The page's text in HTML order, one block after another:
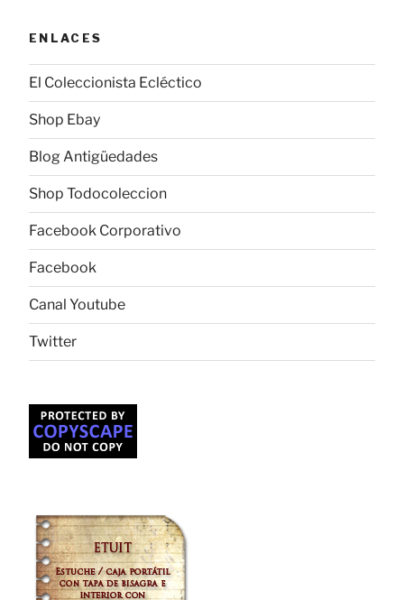
ENLACES
El Coleccionista Ecléctico
Shop Ebay
Blog Antigüedades
Shop Todocoleccion
Facebook Corporativo
Facebook
Canal Youtube
Twitter